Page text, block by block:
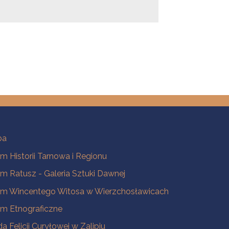
Historii Tarnowa i Regionu
Ratusz - Galeria Sztuki Dawnej
Wincentego Witosa w Wierzchosławicach
Etnograficzne
Felicji Curyłowej w Zalipiu